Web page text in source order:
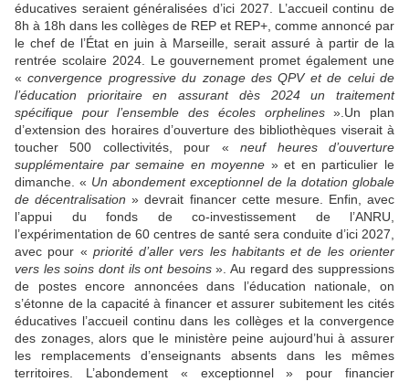
éducatives seraient généralisées d’ici 2027. L’accueil continu de
8h à 18h dans les collèges de REP et REP+, comme annoncé par
le chef de l’État en juin à Marseille, serait assuré à partir de la
rentrée scolaire 2024. Le gouvernement promet également une
«convergence progressive du zonage des QPV et de celui de
l’éducation prioritaire en assurant dès 2024 un traitement
spécifique pour l’ensemble des écoles orphelines».Un plan
d’extension des horaires d’ouverture des bibliothèques viserait à
toucher 500 collectivités, pour «neuf heures d’ouverture
supplémentaire par semaine en moyenne » et en particulier le
dimanche. « Un abondement exceptionnel de la dotation globale
de décentralisation » devrait financer cette mesure. Enfin, avec
l’appui du fonds de co-investissement de l’ANRU,
l’expérimentation de 60 centres de santé sera conduite d’ici 2027,
avec pour « priorité d’aller vers les habitants et de les orienter
vers les soins dont ils ont besoins». Au regard des suppressions
de postes encore annoncées dans l’éducation nationale, on
s’étonne de la capacité à financer et assurer subitement les cités
éducatives l’accueil continu dans les collèges et la convergence
des zonages, alors que le ministère peine aujourd’hui à assurer
les remplacements d’enseignants absents dans les mêmes
territoires. L’abondement « exceptionnel » pour financier